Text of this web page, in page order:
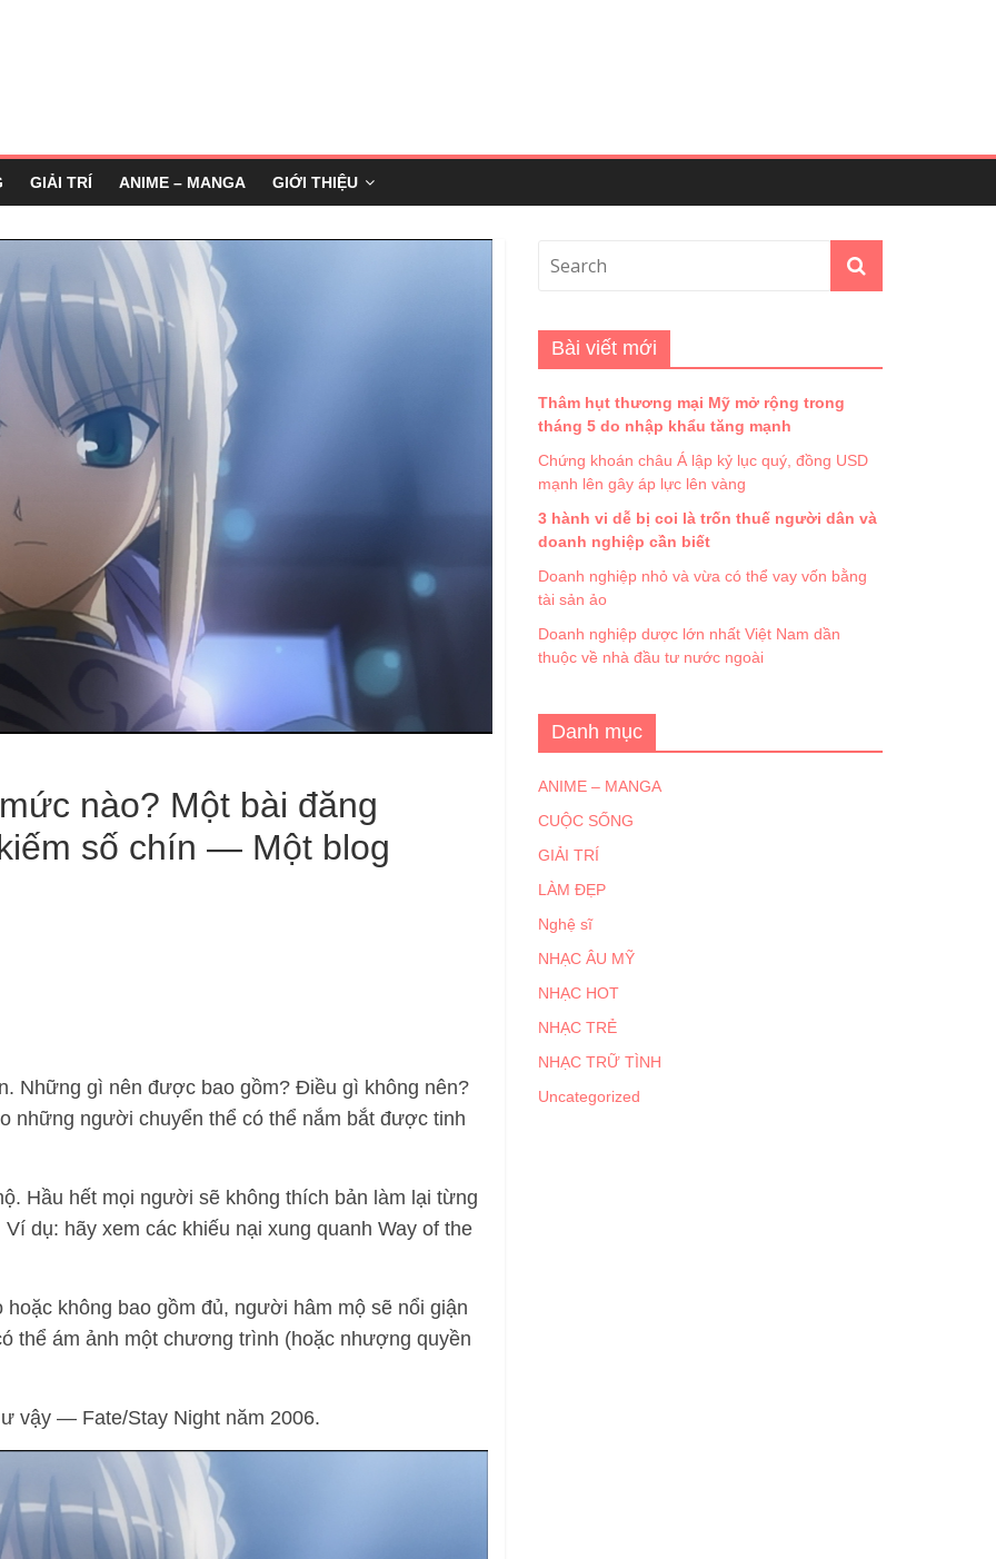
GIẢI TRÍ ANIME – MANGA GIỚI THIỆU
nào? Một bài đăng
số chín — Một blog
Những gì nên được bao gồm? Điều gì không nên?
những người chuyển thể có thể nắm bắt được tinh
Hầu hết mọi người sẽ không thích bản làm lại từng
dụ: hãy xem các khiếu nại xung quanh Way of the
không bao gồm đủ, người hâm mộ sẽ nổi giận
thể ám ảnh một chương trình (hoặc nhượng quyền
vậy — Fate/Stay Night năm 2006.
Bài viết mới
Thâm hụt thương mại Mỹ mở rộng trong
tháng 5 do nhập khẩu tăng mạnh
Chứng khoán châu Á lập kỷ lục quý, đồng USD
mạnh lên gây áp lực lên vàng
3 hành vi dễ bị coi là trốn thuế người dân và
doanh nghiệp cần biết
Doanh nghiệp nhỏ và vừa có thể vay vốn bằng
tài sản ảo
Doanh nghiệp dược lớn nhất Việt Nam dần
thuộc về nhà đầu tư nước ngoài
Danh mục
ANIME – MANGA
CUỘC SỐNG
GIẢI TRÍ
LÀM ĐẸP
Nghệ sĩ
NHẠC ÂU MỸ
NHẠC HOT
NHẠC TRẺ
NHẠC TRỮ TÌNH
Uncategorized